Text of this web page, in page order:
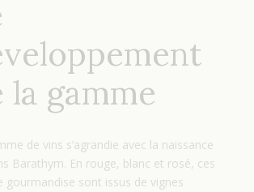
la gamme
de vins s’agrandie avec la naissance
Barathym. En rouge, blanc et rosé, ces
gourmandise sont issus de vignes